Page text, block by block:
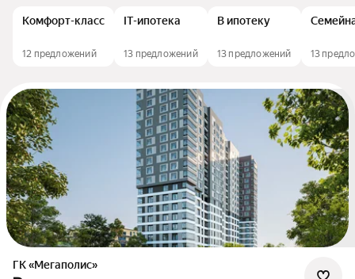
Комфорт-класс
12 предложений
IT-ипотека
13 предложений
В ипотеку
13 предложений 13
ГК «Мегаполис»